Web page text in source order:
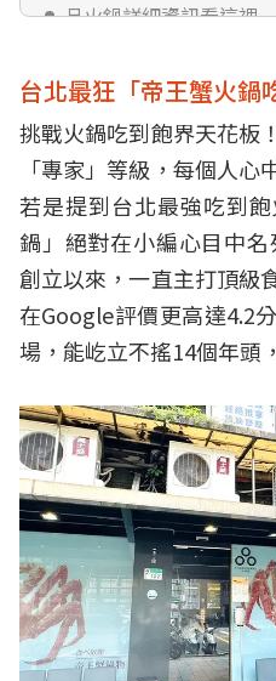
品火鍋詳細資訊看這裡
台北最狂「帝王蟹火鍋
挑戰火鍋吃到飽界天花板
「專家」等級，每個人心
若是提到台北最強吃到
鍋」絕對在小編心目中
創立以來，一直主打頂級
在Google評價更高達4.2
場，能屹立不搖14個年頭